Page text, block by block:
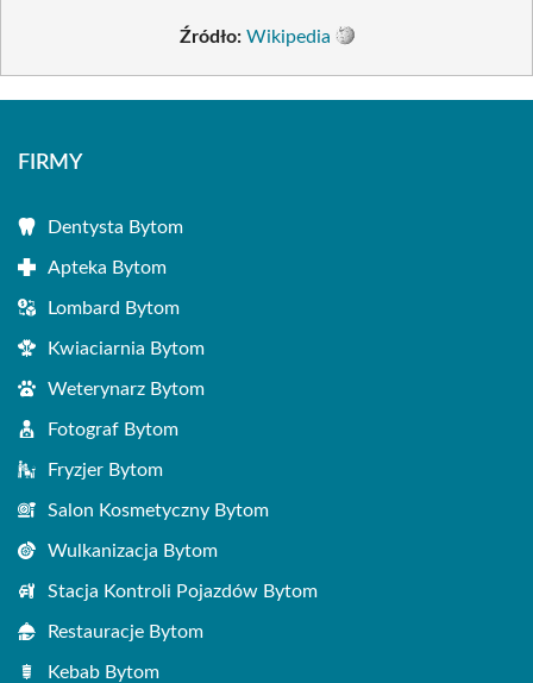
Źródło: Wikipedia
FIRMY
Dentysta Bytom
Apteka Bytom
Lombard Bytom
Kwiaciarnia Bytom
Weterynarz Bytom
Fotograf Bytom
Fryzjer Bytom
Salon Kosmetyczny Bytom
Wulkanizacja Bytom
Stacja Kontroli Pojazdów Bytom
Restauracje Bytom
Kebab Bytom